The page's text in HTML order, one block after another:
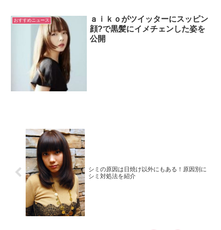
おすすめニュース
ａｉｋｏがツイッターにスッピン
顔?で黒髪にイメチェンした姿を
公開
シミの原因は日焼け以外にもある！原因別に
シミ対処法を紹介